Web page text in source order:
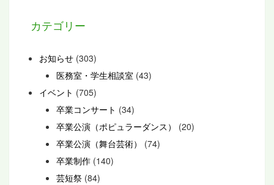
カテゴリー
お知らせ (303)
医務室・学生相談室 (43)
イベント (705)
卒業コンサート (34)
卒業公演（ポピュラーダンス）
(20)
卒業公演（舞台芸術）
(74)
卒業制作 (140)
芸短祭 (84)